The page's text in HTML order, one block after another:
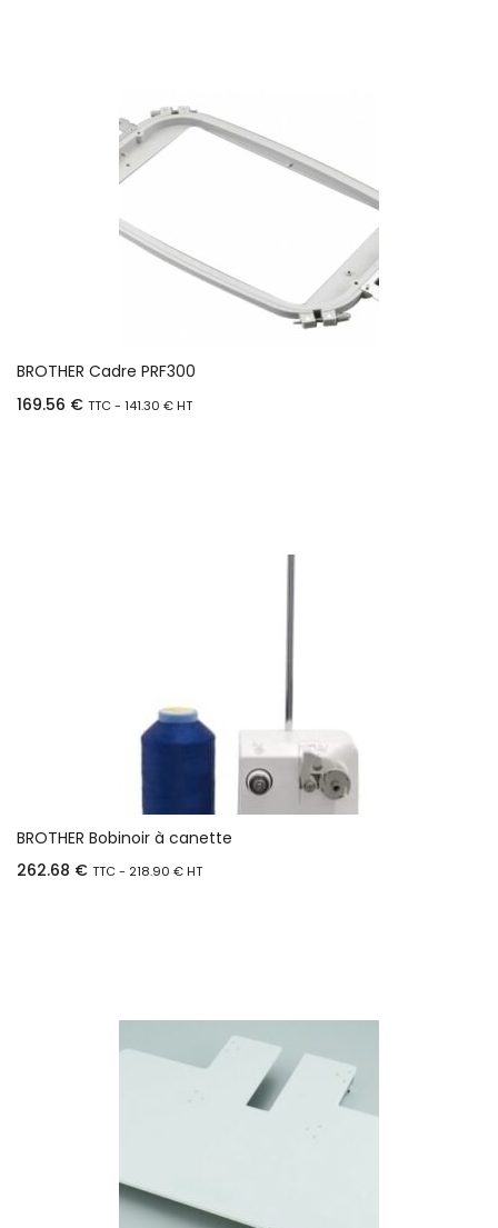
BROTHER Cadre PRF300
169.56 € TTC - 141.30 €HT
BROTHER Bobinoir à canette
262.68 € TTC - 218.90 €HT